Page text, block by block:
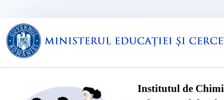
Institutul de